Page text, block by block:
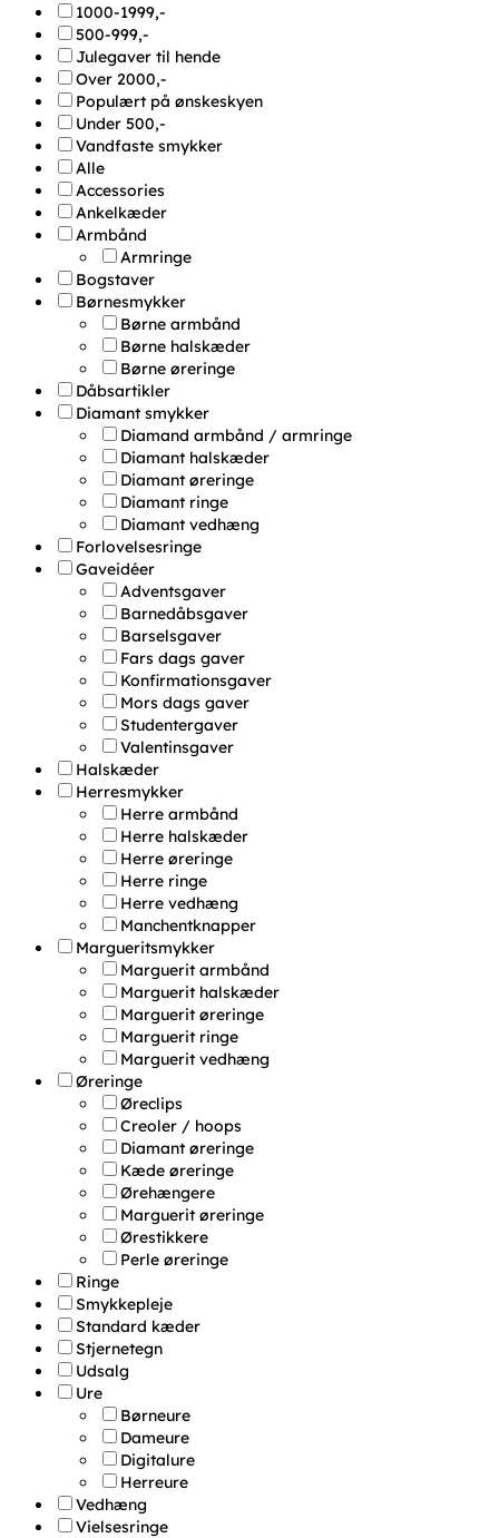
1000-1999,-
500-999,-
Julegaver til hende
Over 2000,-
Populært på ønskeskyen
Under 500,-
Vandfaste smykker
Alle
Accessories
Ankelkæder
Armbånd
Armringe
Bogstaver
Børnesmykker
Børne armbånd
Børne halskæder
Børne øreringe
Dåbsartikler
Diamant smykker
Diamand armbånd / armringe
Diamant halskæder
Diamant øreringe
Diamant ringe
Diamant vedhæng
Forlovelsesringe
Gaveidéer
Adventsgaver
Barnedåbsgaver
Barselsgaver
Fars dags gaver
Konfirmationsgaver
Mors dags gaver
Studentergaver
Valentinsgaver
Halskæder
Herresmykker
Herre armbånd
Herre halskæder
Herre øreringe
Herre ringe
Herre vedhæng
Manchentknapper
Margueritsmykker
Marguerit armbånd
Marguerit halskæder
Marguerit øreringe
Marguerit ringe
Marguerit vedhæng
Øreringe
Øreclips
Creoler / hoops
Diamant øreringe
Kæde øreringe
Ørehængere
Marguerit øreringe
Ørestikkere
Perle øreringe
Ringe
Smykkepleje
Standard kæder
Stjernetegn
Udsalg
Ure
Børneure
Dameure
Digitalure
Herreure
Vedhæng
Vielsesringe